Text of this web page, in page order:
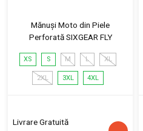
Mănuși Moto din Piele
Perforată SIXGEAR FLY
XS S M L XL
2XL 3XL 4XL
Livrare Gratuită